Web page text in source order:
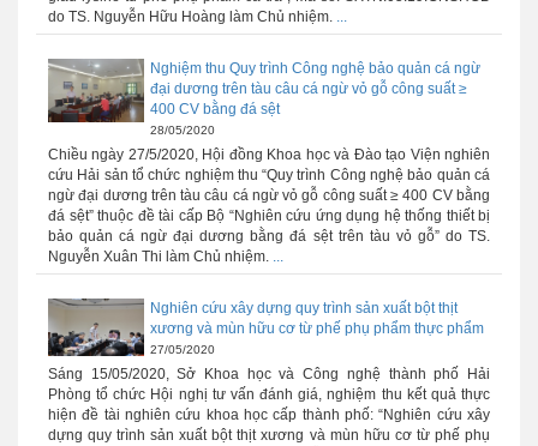
do TS. Nguyễn Hữu Hoàng làm Chủ nhiệm. ...
Nghiệm thu Quy trình Công nghệ bảo quản cá ngừ
đại dương trên tàu câu cá ngừ vỏ gỗ công suất ≥
400 CV bằng đá sệt
28/05/2020
Chiều ngày 27/5/2020, Hội đồng Khoa học và Đào tạo Viện nghiên
cứu Hải sản tổ chức nghiệm thu “Quy trình Công nghệ bảo quản cá
ngừ đại dương trên tàu câu cá ngừ vỏ gỗ công suất ≥ 400 CV bằng
đá sệt” thuộc đề tài cấp Bộ “Nghiên cứu ứng dụng hệ thống thiết bị
bảo quản cá ngừ đại dương bằng đá sệt trên tàu vỏ gỗ” do TS.
Nguyễn Xuân Thi làm Chủ nhiệm. ...
Nghiên cứu xây dựng quy trình sản xuất bột thịt
xương và mùn hữu cơ từ phế phụ phẩm thực phẩm
27/05/2020
Sáng 15/05/2020, Sở Khoa học và Công nghệ thành phố Hải
Phòng tổ chức Hội nghị tư vấn đánh giá, nghiệm thu kết quả thực
hiện đề tài nghiên cứu khoa học cấp thành phố: “Nghiên cứu xây
dựng quy trình sản xuất bột thịt xương và mùn hữu cơ từ phế phụ